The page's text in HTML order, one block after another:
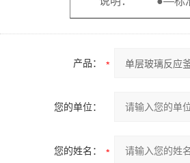
产品：
您的单位：
您的姓名：